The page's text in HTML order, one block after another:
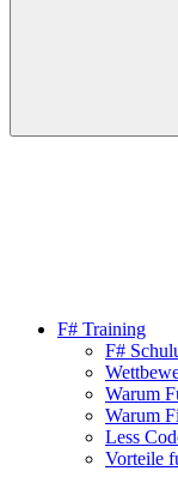
F# Training
F#
Warum
Warum
Less
Vorteile